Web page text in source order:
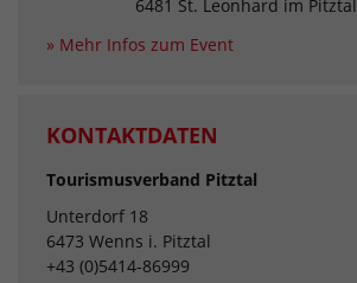
6481 St. Leonhard im Pitztal
» Mehr Infos zum Event
KONTAKTDATEN
Tourismusverband Pitztal
Unterdorf 18
6473 Wenns i. Pitztal
+43 (0)5414-86999